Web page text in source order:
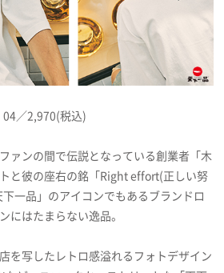
04／2,970(税込)
ァンの間で伝説となっている創業者「木
と彼の座右の銘「Right effort(正しい努
一品」のアイコンでもあるブランドロ
にはたまらない逸品。
を写したレトロ感溢れるフォトデザイン